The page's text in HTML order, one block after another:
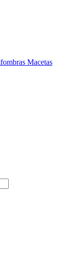
Macetas